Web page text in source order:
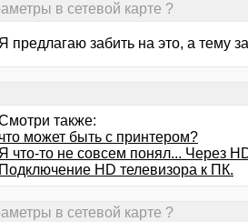
в сетевой карте ?
Я предлагаю забить на это, а тему
также:
что может быть с принтером?
Я что-то не совсем понял... Через
Подключение HD телевизора к ПК.
в сетевой карте ?